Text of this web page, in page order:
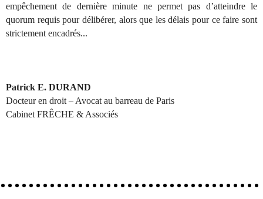
empêchement de dernière minute ne permet pas d’atteindre le
quorum requis pour délibérer, alors que les délais pour ce faire sont
strictement encadrés...
Patrick E. DURAND
Docteur en droit – Avocat au barreau de Paris
Cabinet FRÊCHE & Associés